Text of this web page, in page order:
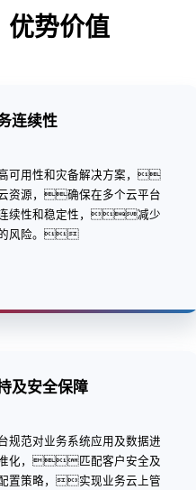
优势价值
连续性
可用性和灾备解决方案，
资源，确保在多个云平台
连续性和稳定性，减少
的风险。
及安全保障
规范对业务系统应用及数据进
化，匹配客户安全及
置策略，实现业务云上管